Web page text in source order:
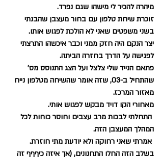
מיהרה להכיר לי מישהו שגם נפרד.
זוכרת שיחת טלפון עם בחור מעצבן שהבנתי
בשני משפטים שאני לא הולכת לפגוש אותו.
יצר הנקם היה חזק ממני וכבר איכשהו התרצתי
לפגישה על הדרך בחזרה הביתה.
פתאם הנייד שלי צלצל ועל הצג התנוסס מס'
שהתחיל ב-03, שזה אומר שהשיחה מטלפון נייח
מאזור המרכז.
מאחורי הקו דויד מבקש לפגוש אותי.
התחלתי לבכות מרב עצבים וחוסר כוחות לכל
המהלך המעצבן הזה.
בשלב הזה החלו התחנונים, (אך איזה כיףףף זה